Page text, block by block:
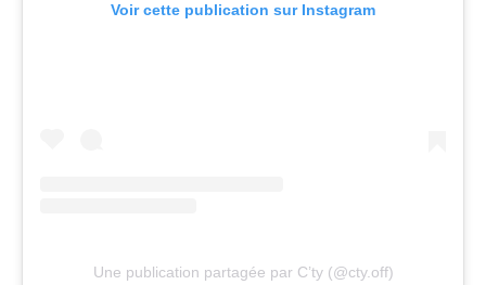
Voir cette publication sur Instagram
Une publication partagée par C’ty (@cty.off)